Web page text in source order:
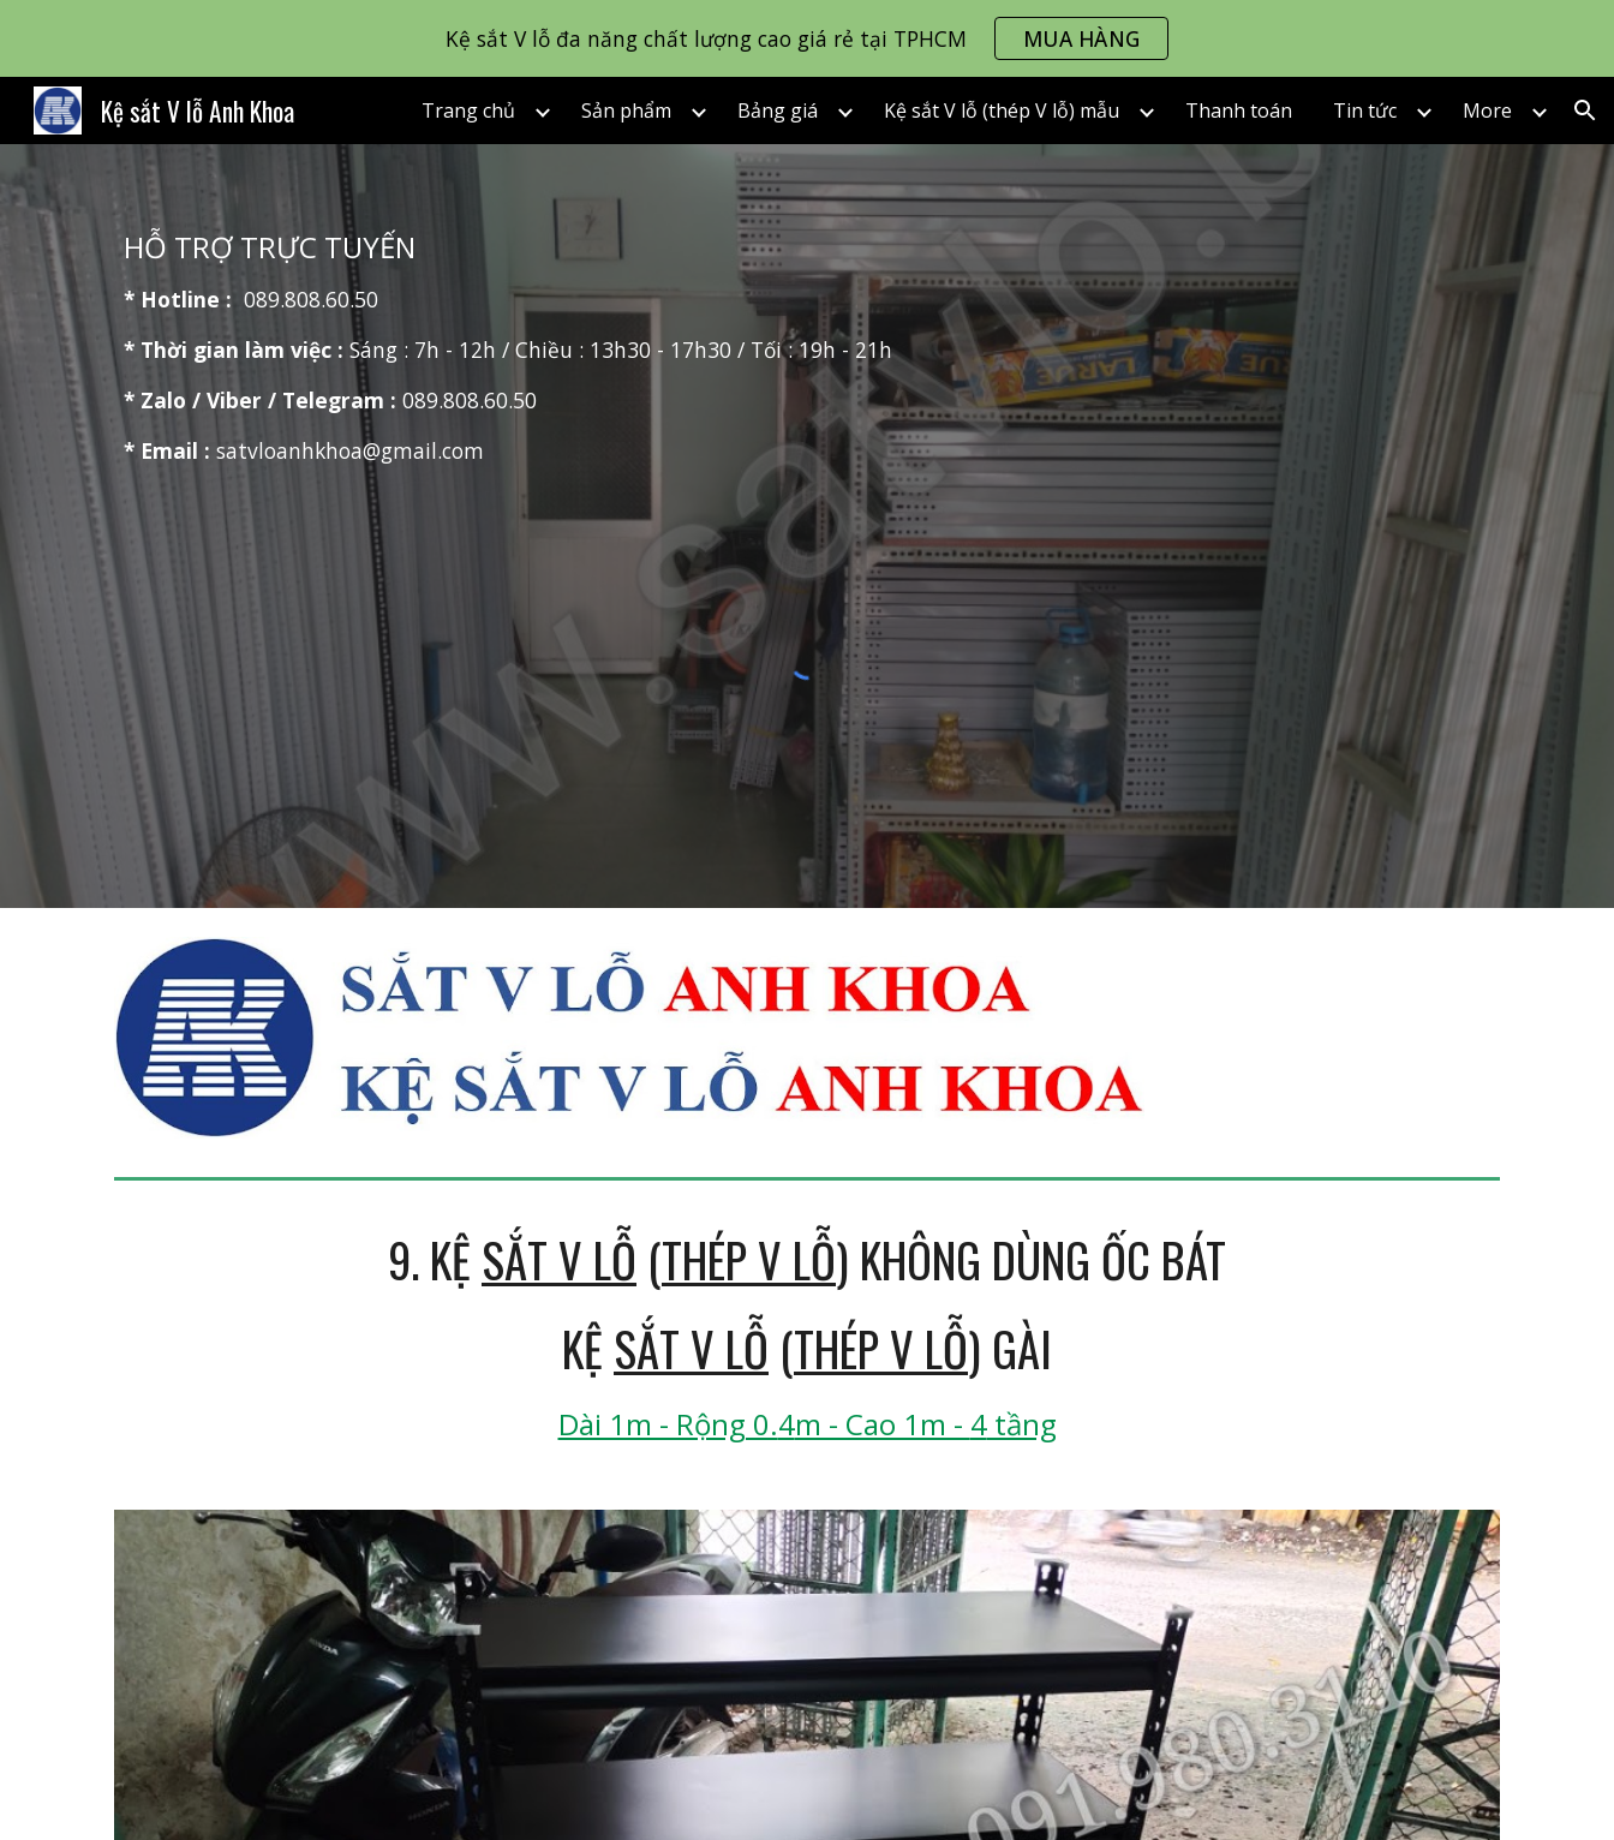
Skip to main content Skip to navigation
Kệ sắt V lỗ đa năng chất lượng cao giá rẻ tại TPHCM MUA HÀNG
Kệ sắt V lỗ Anh Khoa Trang chủ Sản phẩm Bảng giá Kệ sắt V lỗ (thép V lỗ) mẫu Thanh toán Tin tức More
HỖ TRỢ TRỰC TUYẾN
* Hotline : 089.808.60.50
* Thời gian làm việc : Sáng : 7h - 12h / Chiều : 13h30 - 17h30 / Tối : 19h - 21h
* Zalo / Viber / Telegram : 089.808.60.50
* Email : satvloanhkhoa@gmail.com
9. KỆ SẮT V LỖ (THÉP V LỖ) KHÔNG DÙNG ỐC BÁT
KỆ SẮT V LỖ (THÉP V LỖ) GÀI
Dài 1m - Rộng 0.4m - Cao 1m - 4tầng